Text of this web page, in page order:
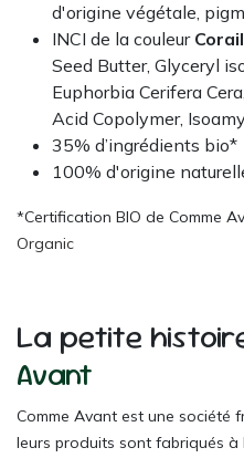
d'origine végétale,
INCI de la couleur Corail
Seed Butter, Glyceryl
Euphorbia Cerifera
Acid Copolymer,
35% d’ingrédients bio*
100% d'origine
*Certification BIO de Comme
Organic
La petite
Avant
Comme Avant est une société
leurs produits sont fabriqués